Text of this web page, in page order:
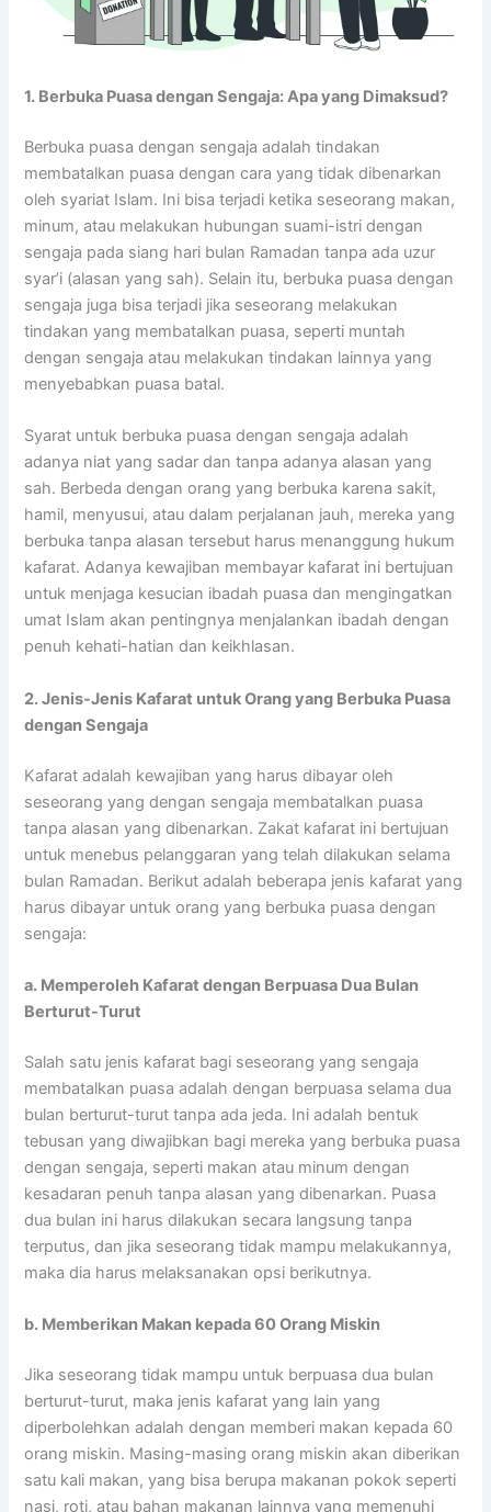
1. Berbuka Puasa dengan Sengaja: Apa yang Dimaksud?
Berbuka puasa dengan sengaja adalah tindakan
membatalkan puasa dengan cara yang tidak dibenarkan
oleh syariat Islam. Ini bisa terjadi ketika seseorang makan,
minum, atau melakukan hubungan suami-istri dengan
sengaja pada siang hari bulan Ramadan tanpa ada uzur
syar’i (alasan yang sah). Selain itu, berbuka puasa dengan
sengaja juga bisa terjadi jika seseorang melakukan
tindakan yang membatalkan puasa, seperti muntah
dengan sengaja atau melakukan tindakan lainnya yang
menyebabkan puasa batal.
Syarat untuk berbuka puasa dengan sengaja adalah
adanya niat yang sadar dan tanpa adanya alasan yang
sah. Berbeda dengan orang yang berbuka karena sakit,
hamil, menyusui, atau dalam perjalanan jauh, mereka yang
berbuka tanpa alasan tersebut harus menanggung hukum
kafarat. Adanya kewajiban membayar kafarat ini bertujuan
untuk menjaga kesucian ibadah puasa dan mengingatkan
umat Islam akan pentingnya menjalankan ibadah dengan
penuh kehati-hatian dan keikhlasan.
2. Jenis-Jenis Kafarat untuk Orang yang Berbuka Puasa
dengan Sengaja
Kafarat adalah kewajiban yang harus dibayar oleh
seseorang yang dengan sengaja membatalkan puasa
tanpa alasan yang dibenarkan. Zakat kafarat ini bertujuan
untuk menebus pelanggaran yang telah dilakukan selama
bulan Ramadan. Berikut adalah beberapa jenis kafarat yang
harus dibayar untuk orang yang berbuka puasa dengan
sengaja:
a. Memperoleh Kafarat dengan Berpuasa Dua Bulan
Berturut-Turut
Salah satu jenis kafarat bagi seseorang yang sengaja
membatalkan puasa adalah dengan berpuasa selama dua
bulan berturut-turut tanpa ada jeda. Ini adalah bentuk
tebusan yang diwajibkan bagi mereka yang berbuka puasa
dengan sengaja, seperti makan atau minum dengan
kesadaran penuh tanpa alasan yang dibenarkan. Puasa
dua bulan ini harus dilakukan secara langsung tanpa
terputus, dan jika seseorang tidak mampu melakukannya,
maka dia harus melaksanakan opsi berikutnya.
b. Memberikan Makan kepada 60 Orang Miskin
Jika seseorang tidak mampu untuk berpuasa dua bulan
berturut-turut, maka jenis kafarat yang lain yang
diperbolehkan adalah dengan memberi makan kepada 60
orang miskin. Masing-masing orang miskin akan diberikan
satu kali makan, yang bisa berupa makanan pokok seperti
nasi, roti, atau bahan makanan lainnya yang memenuhi